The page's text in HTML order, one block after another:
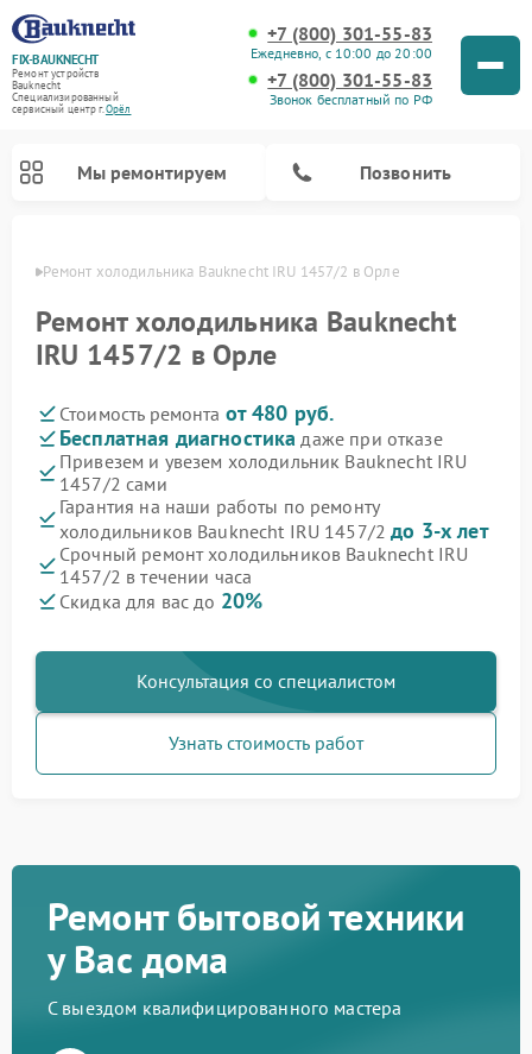
FIX-BAUKNECHT
Ремонт устройств
Bauknecht
Специализированный
cервисный центр г.Орёл
+7 (800) 301-55-83
Ежедневно, с 10:00 до 20:00
+7 (800) 301-55-83
Звонок бесплатный по РФ
Мы ремонтируем Позвонить
Ремонт холодильника Bauknecht IRU 1457/2 в Орле
Ремонт холодильника Bauknecht
IRU 1457/2 в Орле
Стоимость ремонта от 480 руб.
Бесплатная диагностика даже при отказе
Привезем и увезем холодильник Bauknecht IRU
1457/2 сами
Гарантия на наши работы по ремонту
холодильников Bauknecht IRU 1457/2до 3-х лет
Срочный ремонт холодильников Bauknecht IRU
1457/2 в течении часа
Скидка для вас до 20%
Консультация со специалистом
Узнать стоимость работ
Ремонт бытовой техники
у Вас дома
С выездом квалифицированного мастера